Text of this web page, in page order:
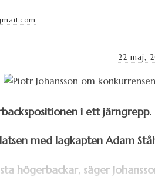
22 maj,
i ett järngrepp.
med lagkapten Adam
högerbackar, säger